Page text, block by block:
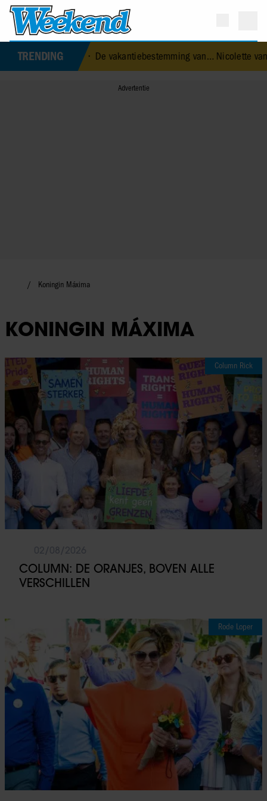
TRENDING
voor mezelf’• De vakantiebestemming van… Nicolette van Dam
Koningin Máxima
KONINGIN MÁXIMA
Column Rick
COLUMN: DE ORANJES, BOVEN ALLE
VERSCHILLEN
Rode Loper